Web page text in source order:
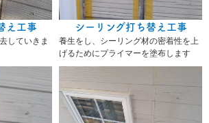
え工事
していきま
シーリング打ち替え工事
養生をし、シーリング材の密着性を上
げるためにプライマーを塗布します